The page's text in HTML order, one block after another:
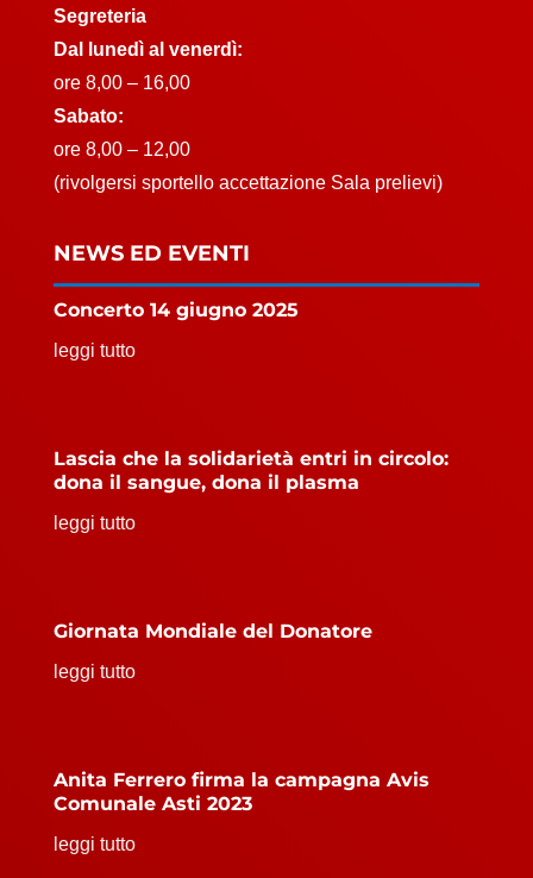
Segreteria
Dal lunedì al venerdì:
ore 8,00 – 16,00
Sabato:
ore 8,00 – 12,00
(rivolgersi sportello accettazione Sala prelievi)
NEWS ED EVENTI
Concerto 14 giugno 2025
leggi tutto
Lascia che la solidarietà entri in circolo:
dona il sangue, dona il plasma
leggi tutto
Giornata Mondiale del Donatore
leggi tutto
Anita Ferrero firma la campagna Avis
Comunale Asti 2023
leggi tutto